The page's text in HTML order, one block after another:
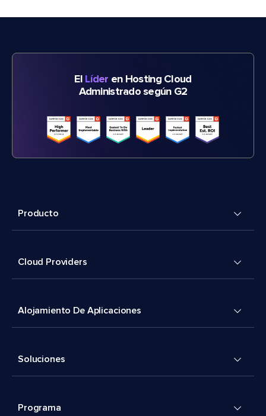
El Líder en Hosting Cloud
Administrado según G2
Producto
Cloud Providers
Alojamiento De Aplicaciones
Soluciones
Programa